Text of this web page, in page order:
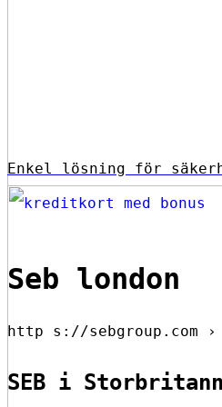
Enkel lösning för
Seb london
http s://sebgroup.com
SEB i